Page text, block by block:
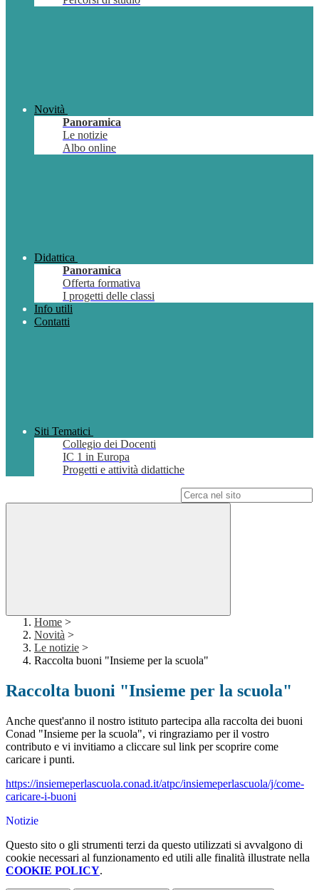
Novità
Panoramica
Le notizie
Albo online
Didattica
Panoramica
Offerta formativa
I progetti delle classi
Info utili
Contatti
Siti Tematici
Collegio dei Docenti
IC 1 in Europa
Progetti e attività didattiche
Home >
Novità >
Le notizie >
Raccolta buoni "Insieme per la scuola"
Raccolta buoni "Insieme per la scuola"
Anche quest'anno il nostro istituto partecipa alla raccolta dei buoni
Conad "Insieme per la scuola", vi ringraziamo per il vostro
contributo e vi invitiamo a cliccare sul link per scoprire come
caricare i punti.
https://insiemeperlascuola.conad.it/atpc/insiemeperlascuola/j/come-
caricare-i-buoni
Notizie
Questo sito o gli strumenti terzi da questo utilizzati si avvalgono di
cookie necessari al funzionamento ed utili alle finalità illustrate nella
COOKIE POLICY.